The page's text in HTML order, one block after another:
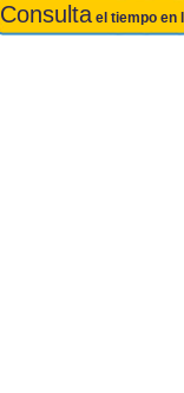
Consulta el tiempo en